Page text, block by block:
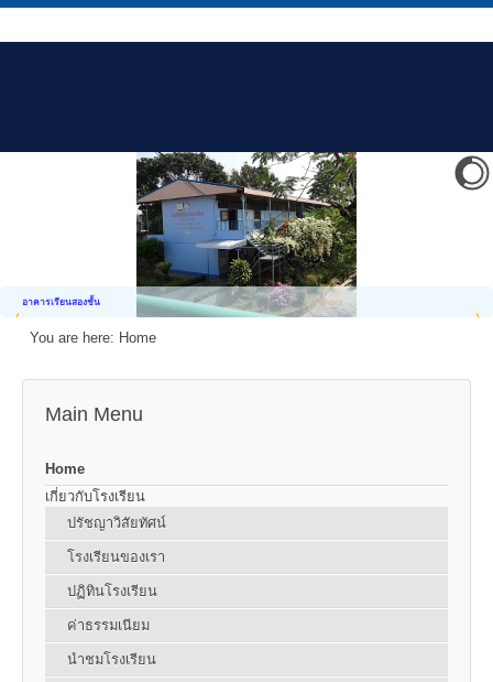
อาคารเรียนสองชั้น
You are here: Home
Main Menu
Home
เกี่ยวกับโรงเรียน
ปรัชญาวิสัยทัศน์
โรงเรียนของเรา
ปฏิทินโรงเรียน
ค่าธรรมเนียม
นำชมโรงเรียน